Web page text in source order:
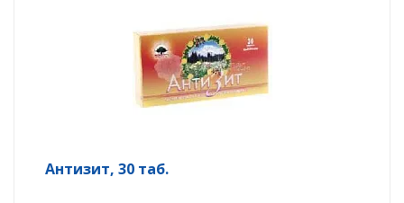
Антизит, 30 таб.